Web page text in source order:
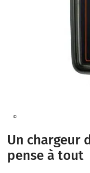
©
Un chargeur
pense à tout